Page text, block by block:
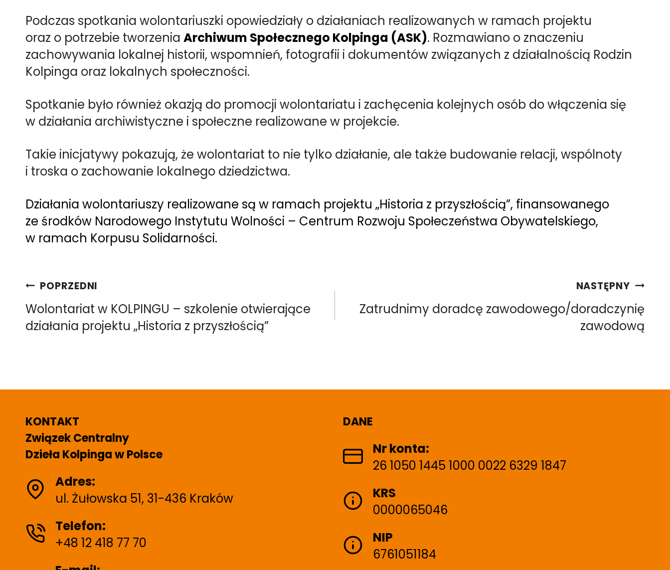
Podczas spotkania wolontariuszki opowiedziały o działaniach realizowanych w ramach projektu
oraz o potrzebie tworzenia Archiwum Społecznego Kolpinga (ASK). Rozmawiano o znaczeniu
zachowywania lokalnej historii, wspomnień, fotografii i dokumentów związanych z działalnością Rodzin
Kolpinga oraz lokalnych społeczności.
Spotkanie było również okazją do promocji wolontariatu i zachęcenia kolejnych osób do włączenia się
w działania archiwistyczne i społeczne realizowane w projekcie.
Takie inicjatywy pokazują, że wolontariat to nie tylko działanie, ale także budowanie relacji, wspólnoty
i troska o zachowanie lokalnego dziedzictwa.
Działania wolontariuszy realizowane są w ramach projektu „Historia z przyszłością”, finansowanego
ze środków Narodowego Instytutu Wolności – Centrum Rozwoju Społeczeństwa Obywatelskiego,
w ramach Korpusu Solidarności.
Nawigacja
wpisu
POPRZEDNI
Wolontariat w KOLPINGU – szkolenie otwierające
działania projektu „Historia z przyszłością”
NASTĘPNY
Zatrudnimy doradcę zawodowego/doradczynię
zawodową
KONTAKT
Związek Centralny
Dzieła Kolpinga w Polsce
Adres:
ul. Żułowska 51, 31-436 Kraków
Telefon:
+48 12 418 77 70
DANE
Nr konta:
26 1050 1445 1000 0022 6329 1847
KRS
0000065046
NIP
6761051184